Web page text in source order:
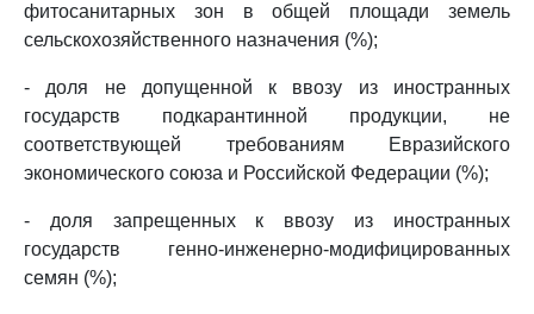
фитосанитарных зон в общей площади земель
сельскохозяйственного назначения (%);
- доля не допущенной к ввозу из иностранных
государств подкарантинной продукции, не
соответствующей требованиям Евразийского
экономического союза и Российской Федерации (%);
- доля запрещенных к ввозу из иностранных
государств генно-инженерно-модифицированных
семян (%);